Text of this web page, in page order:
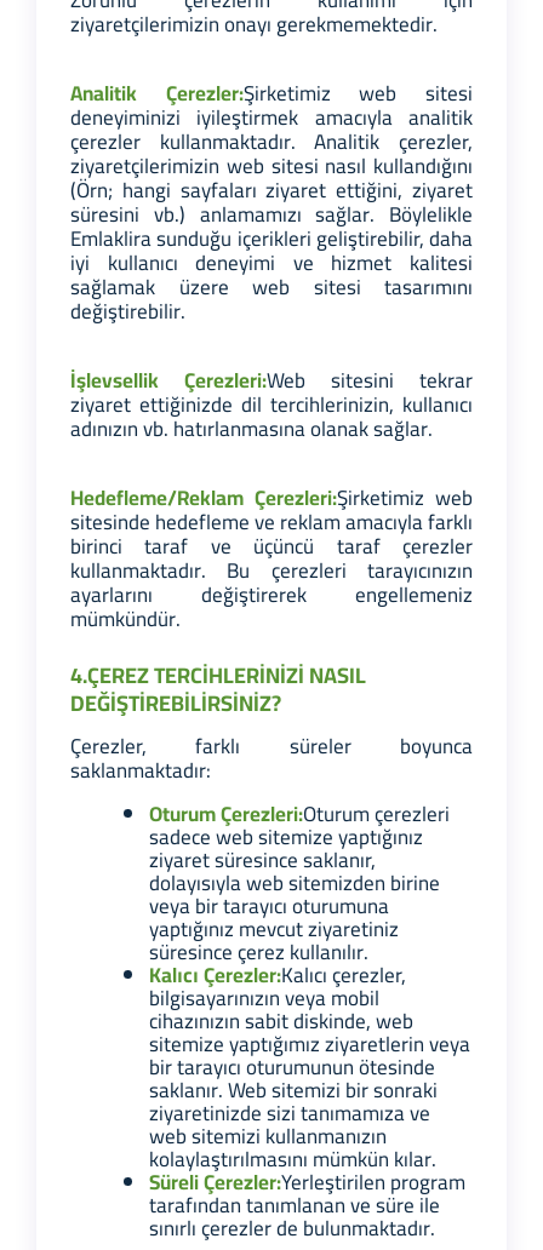
ziyaretçilerimizin onayı gerekmemektedir.
Analitik Çerezler:Şirketimiz web sitesi
deneyiminizi iyileştirmek amacıyla analitik
çerezler kullanmaktadır. Analitik çerezler,
ziyaretçilerimizin web sitesi nasıl kullandığını
(Örn; hangi sayfaları ziyaret ettiğini, ziyaret
süresini vb.) anlamamızı sağlar. Böylelikle
Emlaklira sunduğu içerikleri geliştirebilir, daha
iyi kullanıcı deneyimi ve hizmet kalitesi
sağlamak üzere web sitesi tasarımını
değiştirebilir.
İşlevsellik Çerezleri:Web sitesini tekrar
ziyaret ettiğinizde dil tercihlerinizin, kullanıcı
adınızın vb. hatırlanmasına olanak sağlar.
Hedefleme/Reklam Çerezleri:Şirketimiz web
sitesinde hedefleme ve reklam amacıyla farklı
birinci taraf ve üçüncü taraf çerezler
kullanmaktadır. Bu çerezleri tarayıcınızın
ayarlarını değiştirerek engellemeniz
mümkündür.
4.ÇEREZ TERCİHLERİNİZİ NASIL
DEĞİŞTİREBİLİRSİNİZ?
Çerezler, farklı süreler boyunca
saklanmaktadır:
Oturum Çerezleri:Oturum çerezleri
sadece web sitemize yaptığınız
ziyaret süresince saklanır,
dolayısıyla web sitemizden birine
veya bir tarayıcı oturumuna
yaptığınız mevcut ziyaretiniz
süresince çerez kullanılır.
Kalıcı Çerezler:Kalıcı çerezler,
bilgisayarınızın veya mobil
cihazınızın sabit diskinde, web
sitemize yaptığımız ziyaretlerin veya
bir tarayıcı oturumunun ötesinde
saklanır. Web sitemizi bir sonraki
ziyaretinizde sizi tanımamıza ve
web sitemizi kullanmanızın
kolaylaştırılmasını mümkün kılar.
Süreli Çerezler:Yerleştirilen program
tarafından tanımlanan ve süre ile
sınırlı çerezler de bulunmaktadır.